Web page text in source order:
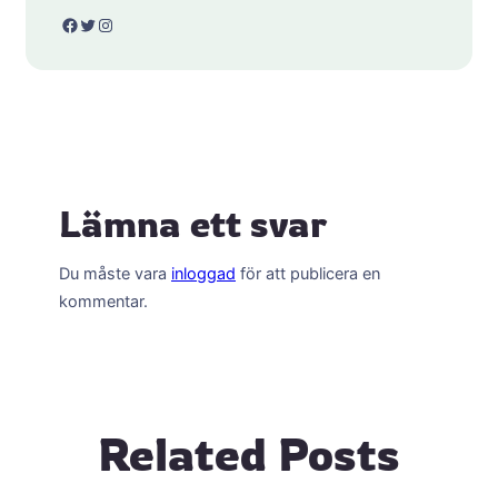
Facebook Twitter Instagram
Lämna ett svar
Du måste vara inloggad för att publicera en
kommentar.
Related Posts